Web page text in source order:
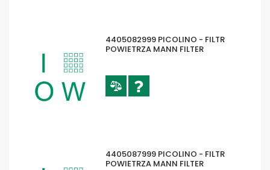
4405082999 PICOLINO - FILTR
POWIETRZA MANN FILTER
4405087999 PICOLINO - FILTR
POWIETRZA MANN FILTER